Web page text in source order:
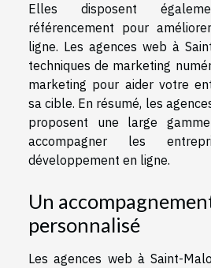
Elles disposent
référencement pour
ligne. Les agences web à
techniques de marketing
marketing pour aider votre
sa cible. En résumé, les
proposent une large
accompagner les
développement en ligne.
Un
personnalisé
Les agences web à Saint-